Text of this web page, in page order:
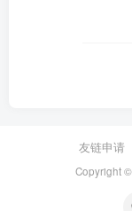
友链申请
Copyright ©